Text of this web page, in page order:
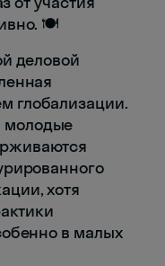
🍽️
деловой
глобализации.
молодые
хотя
в малых